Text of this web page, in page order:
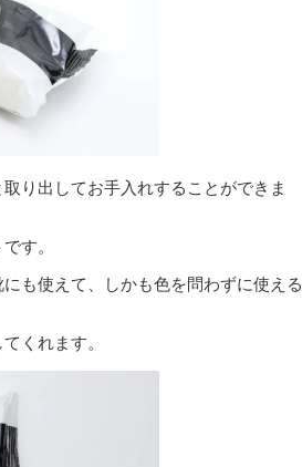
り出してお手入れすることができま
す。
も使えて、しかも色を問わずに使える
くれます。